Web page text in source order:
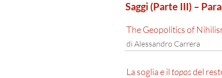
Saggi (Parte III) –
The Geopolitics of
di Alessandro Carrera
La soglia e il toposdel